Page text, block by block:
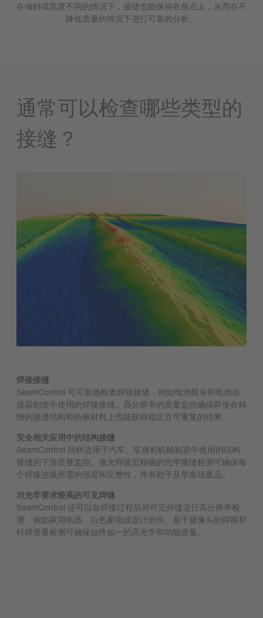
在倾斜或高度不同的情况下，接缝也能保持在焦点上，从而在不
降低质量的情况下进行可靠的分析。
通常可以检查哪些类型的
接缝？
焊接接缝
SeamControl 可可靠地检查焊接接缝，例如电池模块和电池连
接器制造中使用的焊接接缝。高分辨率的质量监控确保即使在精
细的接缝结构和热敏材料上也能获得稳定且可重复的结果。
安全相关应用中的结构接缝
SeamControl 同样适用于汽车、车身和机械制造中使用的结构
接缝的下游质量监控。激光焊接后精确的光学接缝检测可确保每
个焊接连接所需的强度和完整性，并有助于及早发现废品。
对光学要求较高的可见焊缝
SeamControl 还可以在焊接过程后对可见焊缝进行高分辨率检
测，例如家用电器、白色家电或设计部件。基于摄像头的焊接和
钎焊质量检测可确保始终如一的高光学和功能质量。